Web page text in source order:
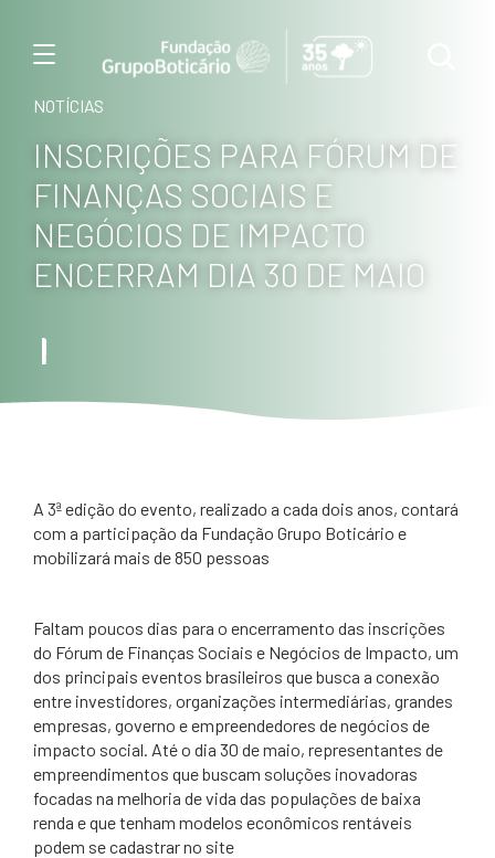
Menu
NOTÍCIAS
INSCRIÇÕES PARA FÓRUM DE
FINANÇAS SOCIAIS E
NEGÓCIOS DE IMPACTO
ENCERRAM DIA 30 DE MAIO
A 3ª edição do evento, realizado a cada dois anos, contará
com a participação da Fundação Grupo Boticário e
mobilizará mais de 850 pessoas
​Faltam poucos dias para o encerramento das inscrições
do Fórum de Finanças Sociais e Negócios de Impacto, um
dos principais eventos brasileiros que busca a conexão
entre investidores, organizações intermediárias, grandes
empresas, governo e empreendedores de negócios de
impacto social. Até o dia 30 de maio, representantes de
empreendimentos que buscam soluções inovadoras
focadas na melhoria de vida das populações de baixa
renda e que tenham modelos econômicos rentáveis
podem se cadastrar no site